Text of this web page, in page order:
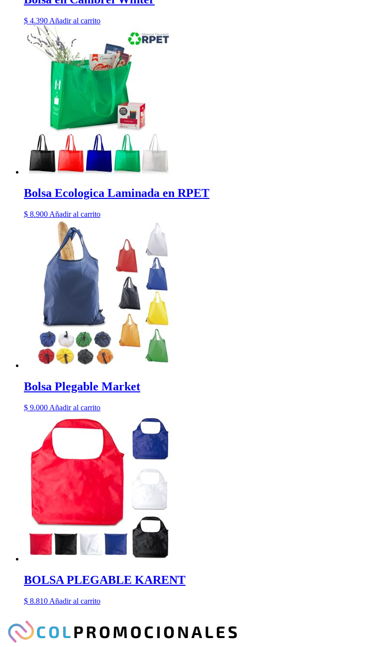
$ 4.390 Añadir al carrito
Bolsa Ecologica Laminada en RPET
$ 8.900 Añadir al carrito
Bolsa Plegable Market
$ 9.000 Añadir al carrito
BOLSA PLEGABLE KARENT
$ 8.810 Añadir al carrito